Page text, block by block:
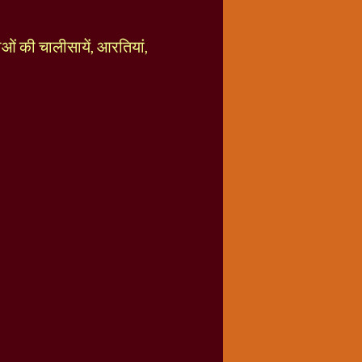
की चालीसायें, आरतियां,